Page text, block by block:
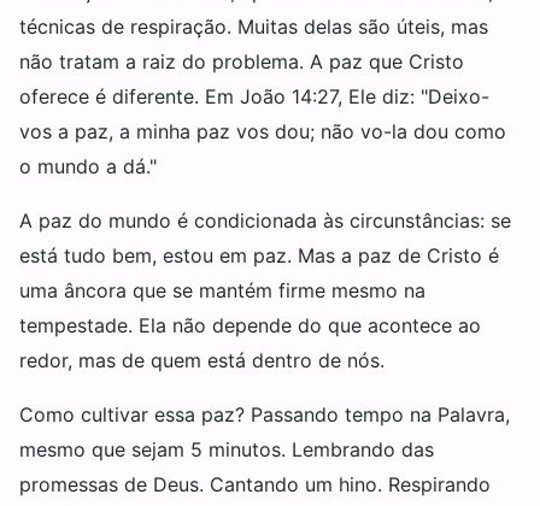
técnicas de respiração. Muitas delas são úteis, mas
não tratam a raiz do problema. A paz que Cristo
oferece é diferente. Em João 14:27, Ele diz: "Deixo-
vos a paz, a minha paz vos dou; não vo-la dou como
o mundo a dá."
A paz do mundo é condicionada às circunstâncias: se
está tudo bem, estou em paz. Mas a paz de Cristo é
uma âncora que se mantém firme mesmo na
tempestade. Ela não depende do que acontece ao
redor, mas de quem está dentro de nós.
Como cultivar essa paz? Passando tempo na Palavra,
mesmo que sejam 5 minutos. Lembrando das
promessas de Deus. Cantando um hino. Respirando